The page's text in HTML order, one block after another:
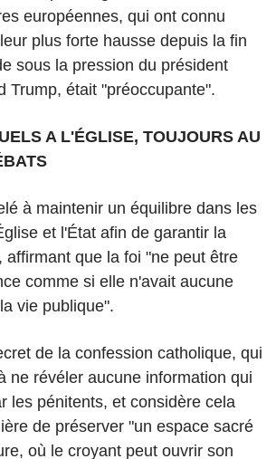
européennes, qui ont connu
plus forte hausse depuis la fin
sous la pression du président
Trump, était "préoccupante".
A L'ÉGLISE, TOUJOURS AU
à maintenir un équilibre dans les
et l'État afin de garantir la
affirmant que la foi "ne peut être
comme si elle n'avait aucune
vie publique".
de la confession catholique, qui
ne révéler aucune information qui
les pénitents, et considère cela
de préserver "un espace sacré
où le croyant peut ouvrir son